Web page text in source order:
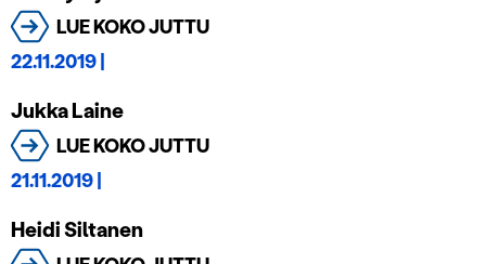
LUE KOKO JUTTU
22.11.2019
Jukka Laine
LUE KOKO JUTTU
21.11.2019
Heidi Siltanen